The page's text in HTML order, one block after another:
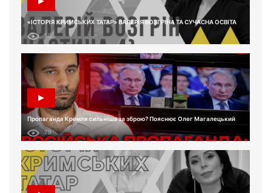
«ІСТОРІЯ КРИМСЬКИХ ТАТАР» ВАЛЕРІЯ ВОЗГРІНА ТА СУЧАСНА ОСВІТА
58
Пропаганда Кремля сильніша за зброю? Пояснює Олег Магалецький
79